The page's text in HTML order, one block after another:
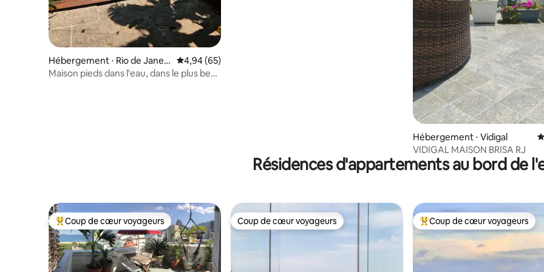
Hébergement ⋅ Rio de Janeir
o
Évaluation moyenne sur la base de 65 commentaires : 4,94 sur 5
4,94 (65)
Maison pieds dans l'eau, dans le plus beau
Hébergement ⋅ Vidigal
VIDIGAL MAISON BRISA RJ
Résidences d'appartements au bord de
Coups de cœur voyageurs les plus appréciés
Coup de cœur voyageurs Coup de cœur voyageurs
Coup de cœur voyageurs Coups de cœur voyageurs les
Coup de cœur voyageurs